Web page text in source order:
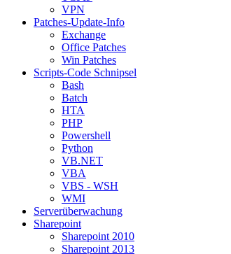
VPN
Patches-Update-Info
Exchange
Office Patches
Win Patches
Scripts-Code Schnipsel
Bash
Batch
HTA
PHP
Powershell
Python
VB.NET
VBA
VBS - WSH
WMI
Serverüberwachung
Sharepoint
Sharepoint 2010
Sharepoint 2013